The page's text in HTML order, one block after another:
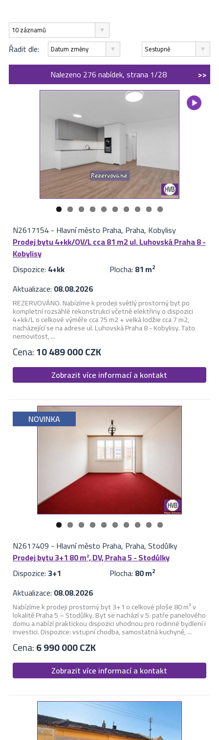
10 záznamů
Řadit dle: Datum změny Sestupně
Nalezeno 276 nabídek, strana 1/28 >>
N2617154- Hlavní město Praha, Praha, Kobylisy
Prodej bytu 4+kk/OV/L cca 81 m2 ul. Luhovská Praha 8 -
Kobylisy
Dispozice: 4+kk Plocha: 81 m2
Aktualizace: 08.08.2026
REZERVOVÁNO. Nabízíme k prodeji světlý prostorný byt po
kompletní rozsáhlé rekonstrukci včetně elektřiny o dispozici
4+kk/L o celkové výměře cca 75 m2 + velká lodžie cca 7 m2,
nacházející se na adrese ul. Luhovská Praha 8 - Kobylisy. Tato
nemovitost, ...
Cena:10 489 000 CZK
Zobrazit více informací a kontakt
NOVINKA
N2617409 - Hlavní město Praha, Praha, Stodůlky
Prodej bytu 3+1 80 m², DV, Praha 5 - Stodůlky
Dispozice: 3+1 Plocha: 80 m2
Aktualizace: 08.08.2026
Nabízíme k prodeji prostorný byt 3+1 o celkové ploše 80 m² v
lokalitě Praha 5 – Stodůlky. Byt se nachází v 5. patře panelového
domu a nabízí praktickou dispozici vhodnou pro rodinné bydlení i
investici. Dispozice: vstupní chodba, samostatná kuchyně, ...
Cena:6 990 000 CZK
Zobrazit více informací a kontakt